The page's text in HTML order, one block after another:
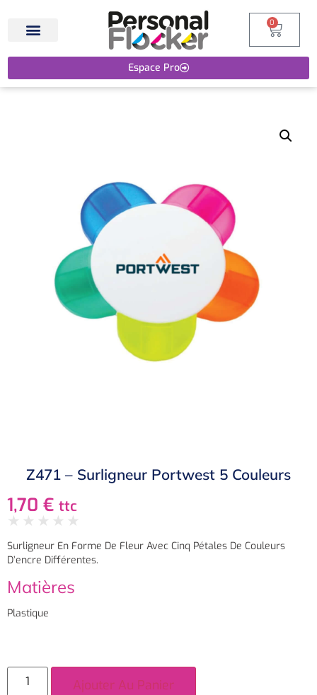
Espace Pro
0
Z471 – Surligneur Portwest 5 Couleurs
1,70 € ttc
★ ★ ★ ★ ★
Surligneur En Forme De Fleur Avec Cinq Pétales De Couleurs
D’encre Différentes.
Matières
Plastique
Ajouter Au Panier